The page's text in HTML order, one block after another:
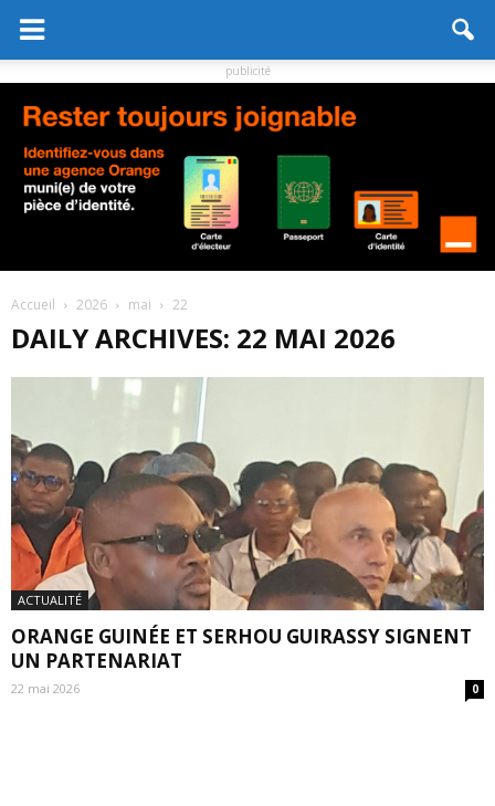
publicité
Accueil 2026 mai 22
DAILY ARCHIVES: 22 MAI 2026
ACTUALITÉ
ORANGE GUINÉE ET SERHOU GUIRASSY SIGNENT
UN PARTENARIAT
22 mai 2026 0